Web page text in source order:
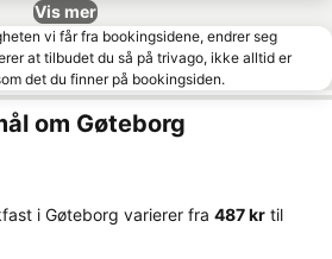
Vis mer
vi får fra bookingsidene, endrer seg
at tilbudet du så på trivago, ikke alltid er
det du finner på bookingsiden.
om Gøteborg
i Gøteborg varierer fra ‎487 kr til